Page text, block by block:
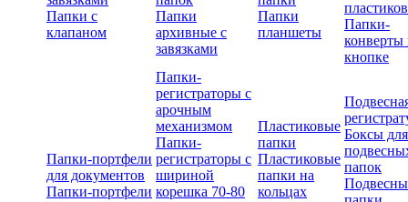
Папки с
клапаном
Папки
архивные с
завязками
Папки
планшеты
Папки-
конверты
кнопке
Папки-портфели
для документов
Папки-портфели
Папки-
регистраторы с
арочным
механизмом
Папки-
регистраторы с
шириной
корешка 70-80
Пластиковые
папки
Пластиковые
папки на
кольцах
Боксы для
папок